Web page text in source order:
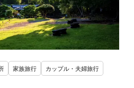
家族旅行
カップル・夫婦旅行